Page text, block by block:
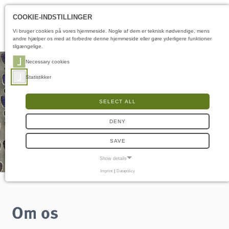
Om os
COOKIE-INDSTILLINGER
Vi bruger cookies på vores hjemmeside. Nogle af dem er teknisk nødvendige, mens
andre hjælper os med at forbedre denne hjemmeside eller gøre yderligere funktioner
tilgængelige.
Necessary cookies
Statistikker
SELECT ALL
DENY
SAVE
Show details
Samtykke-cookie
Imprint | Datapolicy